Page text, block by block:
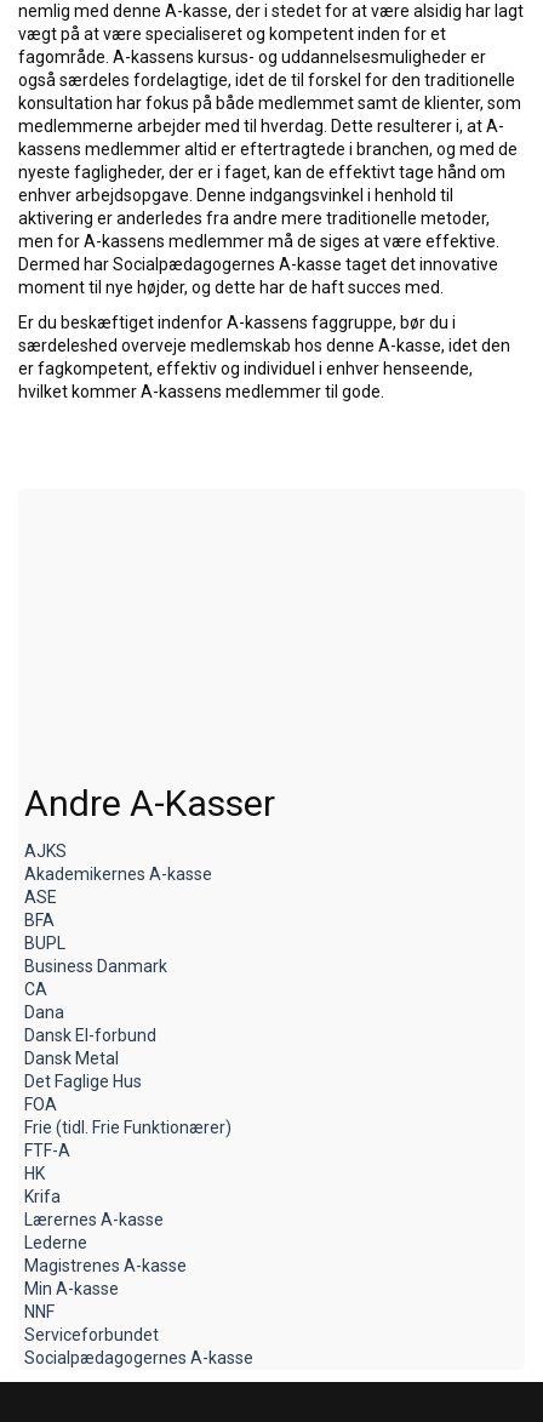
nemlig med denne A-kasse, der i stedet for at være alsidig har lagt
vægt på at være specialiseret og kompetent inden for et
fagområde. A-kassens kursus- og uddannelsesmuligheder er
også særdeles fordelagtige, idet de til forskel for den traditionelle
konsultation har fokus på både medlemmet samt de klienter, som
medlemmerne arbejder med til hverdag. Dette resulterer i, at A-
kassens medlemmer altid er eftertragtede i branchen, og med de
nyeste fagligheder, der er i faget, kan de effektivt tage hånd om
enhver arbejdsopgave. Denne indgangsvinkel i henhold til
aktivering er anderledes fra andre mere traditionelle metoder,
men for A-kassens medlemmer må de siges at være effektive.
Dermed har Socialpædagogernes A-kasse taget det innovative
moment til nye højder, og dette har de haft succes med.
Er du beskæftiget indenfor A-kassens faggruppe, bør du i
særdeleshed overveje medlemskab hos denne A-kasse, idet den
er fagkompetent, effektiv og individuel i enhver henseende,
hvilket kommer A-kassens medlemmer til gode.
Andre A-Kasser
AJKS
Akademikernes A-kasse
ASE
BFA
BUPL
Business Danmark
CA
Dana
Dansk El-forbund
Dansk Metal
Det Faglige Hus
FOA
Frie (tidl. Frie Funktionærer)
FTF-A
HK
Krifa
Lærernes A-kasse
Lederne
Magistrenes A-kasse
Min A-kasse
NNF
Serviceforbundet
Socialpædagogernes A-kasse